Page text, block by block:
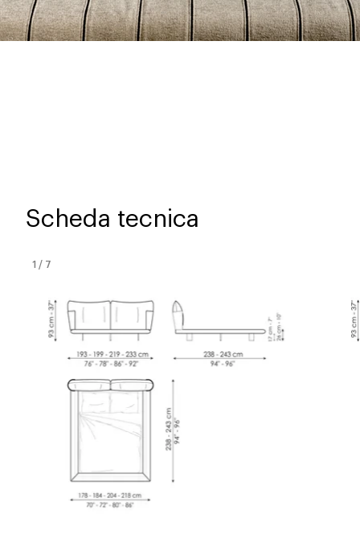
Scheda tecnica
1 / 7